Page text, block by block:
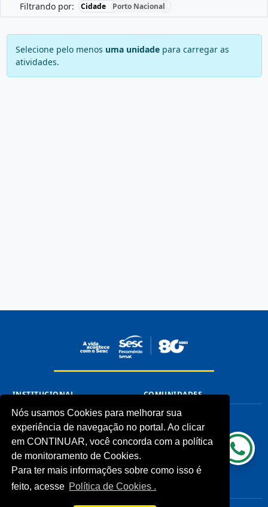
Nós usamos Cookies para melhorar sua
experiência de navegação no portal. Ao clicar
em CONTINUAR, você concorda com a política
de monitoramento de Cookies.
Para ter mais informações sobre como isso é
feito, acesse Política de Cookies .
Filtrando por: Cidade Porto Nacional
Selecione pelo menos uma unidadepara carregar as
atividades.
INSTITUCIONAL
Processos Seletivos (Antigos)
Licitações
Notícias
Imprensa
Fale Conosco
Biblioteca
COMUNIDADES
Unidades Sesc-TO
Cliente
CONHEÇA
LINKS ÚTEIS